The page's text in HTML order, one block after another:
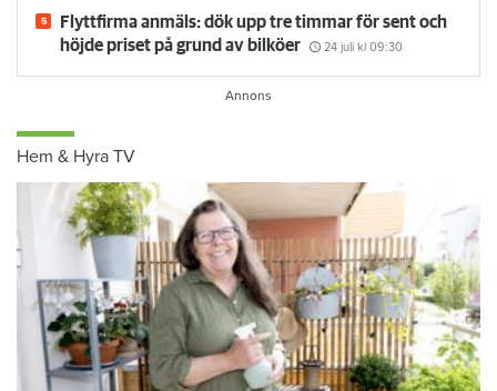
döms för folkbokföringsbrott
kl 16:10
Flyttfirma anmäls: dök upp tre timmar för sent och
höjde priset på grund av bilköer
24 juli kl 09:30
Hem & Hyra TV